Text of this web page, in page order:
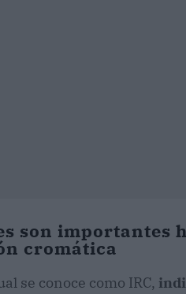
son importantes
cromática
se conoce como IRC,